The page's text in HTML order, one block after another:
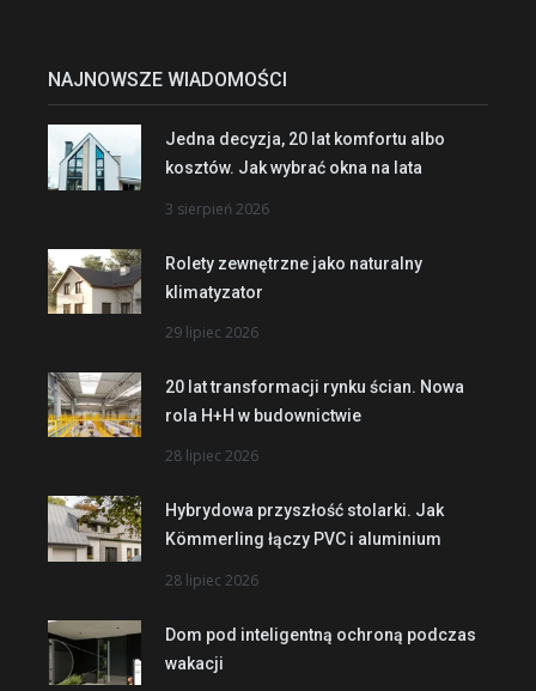
NAJNOWSZE WIADOMOŚCI
Jedna decyzja, 20 lat komfortu albo
kosztów. Jak wybrać okna na lata
3 sierpień 2026
Rolety zewnętrzne jako naturalny
klimatyzator
29 lipiec 2026
20 lat transformacji rynku ścian. Nowa
rola H+H w budownictwie
28 lipiec 2026
Hybrydowa przyszłość stolarki. Jak
Kömmerling łączy PVC i aluminium
28 lipiec 2026
Dom pod inteligentną ochroną podczas
wakacji